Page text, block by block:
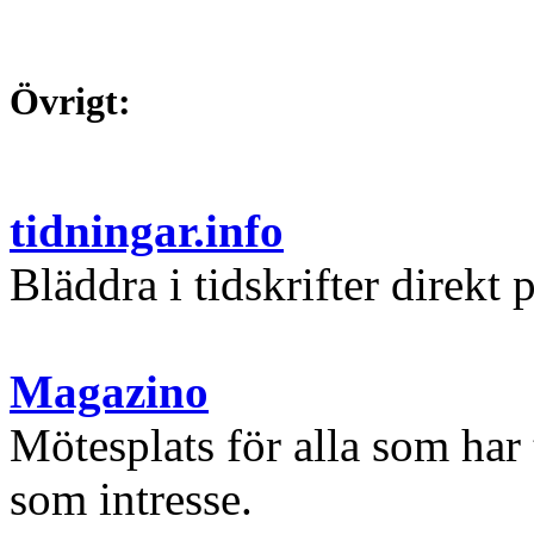
Övrigt:
tidningar.info
Bläddra i tidskrifter direkt
Magazino
Mötesplats för alla som
som intresse.